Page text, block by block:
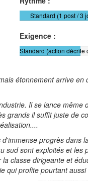
Standard (1 post / 3
Exigence :
Standard (action décrite
étonnement arrive
Il se lance même
grands il suffit juste de
progrès dans
sont exploités et les
classe dirigeante et
qui profite pourtant aussi